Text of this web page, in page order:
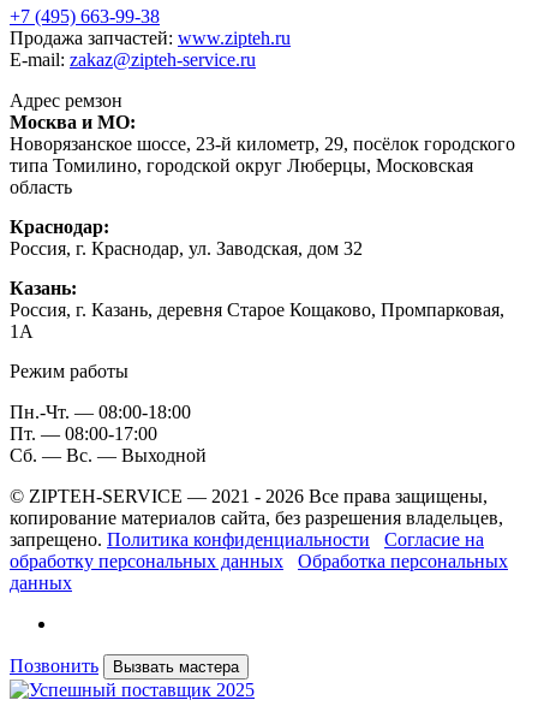
+7 (495) 663-99-38
Продажа запчастей: www.zipteh.ru
E-mail: zakaz@zipteh-service.ru
Адрес ремзон
Москва и МО:
Новорязанское шоссе, 23-й километр, 29, посёлок городского
типа Томилино, городской округ Люберцы, Московская
область
Краснодар:
Россия, г. Краснодар, ул. Заводская, дом 32
Казань:
Россия, г. Казань, деревня Старое Кощаково, Промпарковая,
1A
Режим работы
Пн.-Чт. — 08:00-18:00
Пт. — 08:00-17:00
Сб. — Вс. — Выходной
© ZIPTEH-SERVICE — 2021 - 2026 Все права защищены,
копирование материалов сайта, без разрешения владельцев,
запрещено. Политика конфиденциальности
Согласие на
обработку персональных данных
Обработка персональных
данных
Позвонить Вызвать мастера